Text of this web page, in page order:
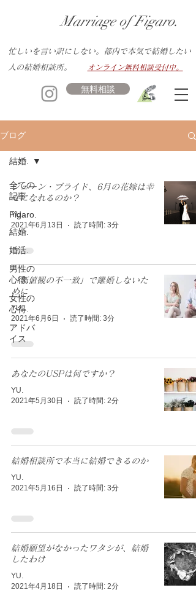
オンライン無料相談受付中。
無料相談
Marriage of Figaro.
忙しいを言い訳にしない。都内で本気で結婚したい
人の結婚相談所。
ブログ
全ての
記事
Figaro.
結婚.
婚活.
男性の
心得.
女性の
心得.
アドバ
イス
結婚.
ジューン・ブライド、6月の花嫁は幸
せになれるのか？
YU.
2021年6月13日
読了時間: 3分
「価値観の不一致」で離婚しないた
めに
YU.
2021年6月6日
読了時間: 3分
あなたのUSPは何ですか？
YU.
2021年5月30日
読了時間: 2分
結婚相談所で本当に結婚できるのか
YU.
2021年5月16日
読了時間: 3分
結婚願望がなかったワタシが、結婚
したわけ
YU.
2021年4月18日
読了時間: 2分